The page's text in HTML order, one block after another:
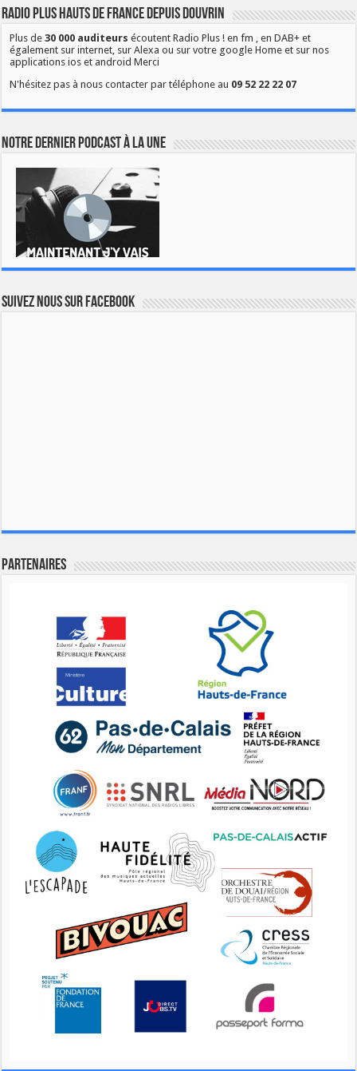
Radio Plus Hauts de France depuis Douvrin
Plus de30 000 auditeurs écoutent Radio Plus ! en fm , en DAB+ et
également sur internet, sur Alexa ou sur votre google Home et sur nos
applications ios et android Merci
N'hésitez pas à nous contacter par téléphone au 09 52 22 22 07
Notre dernier podcast à la une
Suivez nous sur Facebook
Partenaires